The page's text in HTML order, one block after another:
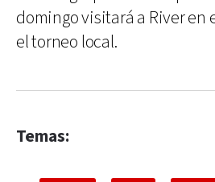
domingo visitará a River en
el torneo local.
Temas: